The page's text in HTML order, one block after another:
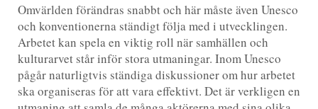
Omvärlden förändras snabbt och här måste även Unesco
och konventionerna ständigt följa med i utvecklingen.
Arbetet kan spela en viktig roll när samhällen och
kulturarvet står inför stora utmaningar. Inom Unesco
pågår naturligtvis ständiga diskussioner om hur arbetet
ska organiseras för att vara effektivt. Det är verkligen en